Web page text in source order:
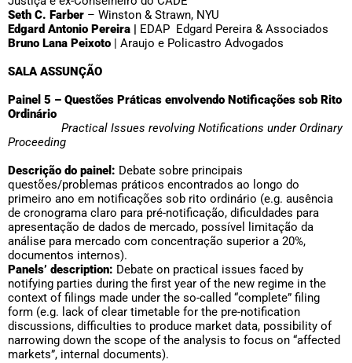
Seth C. Farber – Winston & Strawn, NYU
Edgard Antonio Pereira | EDAP Edgard Pereira & Associados
Bruno Lana Peixoto | Araujo e Policastro Advogados
SALA ASSUNÇÃO
Painel 5 – Questões Práticas envolvendo Notificações sob Rito
Ordinário
Practical Issues revolving Notifications under Ordinary
Proceeding
Descrição do painel: Debate sobre principais
questões/problemas práticos encontrados ao longo do
primeiro ano em notificações sob rito ordinário (e.g. ausência
de cronograma claro para pré-notificação, dificuldades para
apresentação de dados de mercado, possível limitação da
análise para mercado com concentração superior a 20%,
documentos internos).
Panels’ description: Debate on practical issues faced by
notifying parties during the first year of the new regime in the
context of filings made under the so-called “complete” filing
form (e.g. lack of clear timetable for the pre-notification
discussions, difficulties to produce market data, possibility of
narrowing down the scope of the analysis to focus on “affected
markets”, internal documents).